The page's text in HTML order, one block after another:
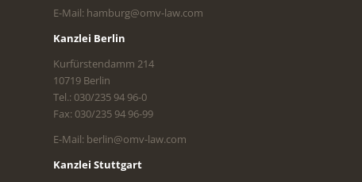
E-Mail: hamburg@omv-law.com
Kanzlei Berlin
Kurfürstendamm 214
10719 Berlin
Tel.: 030/235 94 96-0
Fax: 030/235 94 96-99
E-Mail: berlin@omv-law.com
Kanzlei Stuttgart